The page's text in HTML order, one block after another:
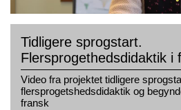
Tidligere sprogstart.
Flersprogethedsdidaktik i
Video fra projektet tidligere
flersprogetshedsdidaktik og
fransk